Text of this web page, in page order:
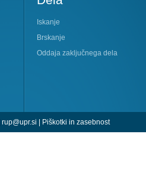
Iskanje
Brskanje
Oddaja zaključnega dela
rup@upr.si | Piškotki in zasebnost